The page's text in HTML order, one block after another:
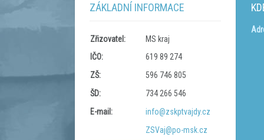
ZÁKLADNÍ INFORMACE
Zřizovatel:
MS kraj
IČO:
619 89 274
ZŠ:
596 746 805
ŠD:
734 266 546
E-mail:
info@zskptvajdy.cz
ZSVaj@po-msk.cz